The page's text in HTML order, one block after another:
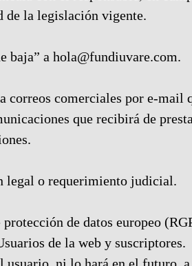
de la legislación vigente.
baja” a hola@fundiuvare.com.
correos comerciales por e-mail
que recibirá de
legal o requerimiento judicial.
de datos europeo
de la web y suscriptores.